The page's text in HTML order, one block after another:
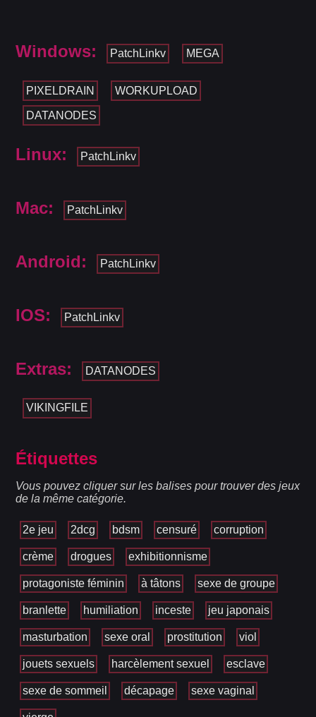
Windows: PatchLinkv MEGA
PIXELDRAIN WORKUPLOAD
DATANODES
Linux: PatchLinkv
Mac: PatchLinkv
Android: PatchLinkv
IOS: PatchLinkv
Extras: DATANODES
VIKINGFILE
Étiquettes
Vous pouvez cliquer sur les balises pour trouver des jeux
de la même catégorie.
2e jeu 2dcg bdsm censuré corruption
crème drogues exhibitionnisme
protagoniste féminin à tâtons sexe de groupe
branlette humiliation inceste jeu japonais
masturbation sexe oral prostitution viol
jouets sexuels harcèlement sexuel esclave
sexe de sommeil décapage sexe vaginal